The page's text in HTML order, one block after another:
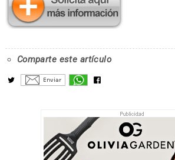
Comparte este artículo